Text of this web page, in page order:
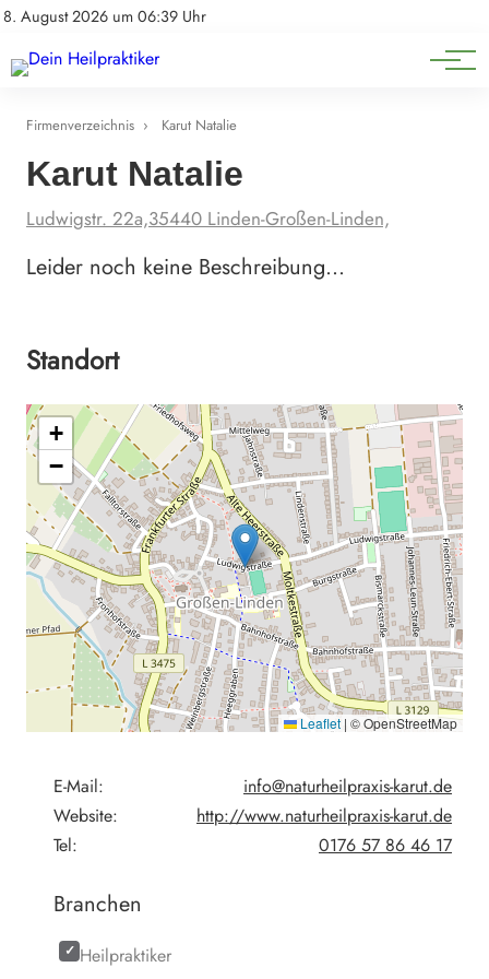
8. August 2026 um 06:39 Uhr
Impressum
Natürliche Medizin
Heilpflanzen & Kräuterkunde
Firmenverzeichnis › Karut Natalie
Karut Natalie
Ludwigstr. 22a,35440 Linden-Großen-Linden,
Leider noch keine Beschreibung…
Standort
+
−
Leaflet | © OpenStreetMap
E-Mail:
info@naturheilpraxis-karut.de
Website:
http://www.naturheilpraxis-karut.de
Tel:
0176 57 86 46 17
Branchen
Heilpraktiker